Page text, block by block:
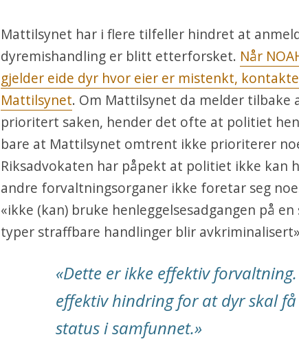
Mattilsynet har i flere tilfeller hindret at
dyremishandling er blitt etterforsket. Når
gjelder eide dyr hvor eier er mistenkt,
Mattilsynet. Om Mattilsynet da melder tilbake
prioritert saken, hender det ofte at politiet
bare at Mattilsynet omtrent ikke prioriterer
Riksadvokaten har påpekt at politiet ikke kan
andre forvaltningsorganer ikke foretar seg
«ikke (kan) bruke henleggelsesadgangen på
typer straffbare handlinger blir
«Dette er ikke effektiv
effektiv hindring for at dyr skal
status i samfunnet.»